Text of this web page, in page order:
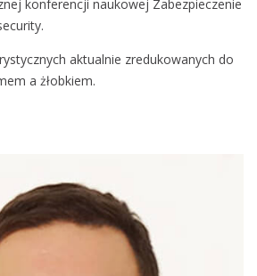
konferencji naukowej Zabezpieczenie
aktualnie zredukowanych do
a żłobkiem.